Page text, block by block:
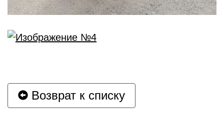
Возврат к списку